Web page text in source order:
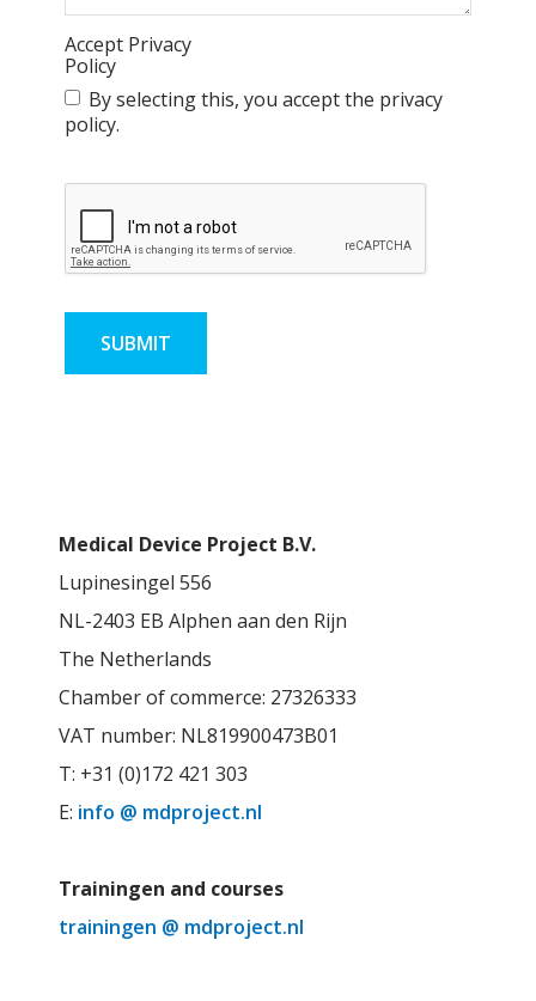
Accept Privacy
Policy
By selecting this, you accept the privacy
policy.
Medical Device Project B.V.
Lupinesingel 556
NL-2403 EB Alphen aan den Rijn
The Netherlands
Chamber of commerce: 27326333
VAT number: NL819900473B01
T: +31 (0)172 421 303
E: info @ mdproject.nl
Trainingen and courses
trainingen @ mdproject.nl